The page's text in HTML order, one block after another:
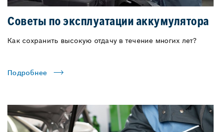
Советы по эксплуатации аккумулятора
Как сохранить высокую отдачу в течение многих лет?
Подробнее